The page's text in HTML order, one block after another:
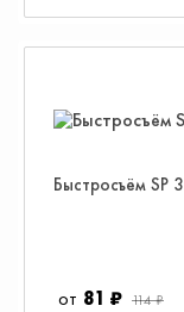
Быстросъём SP
81 ₽ 114 ₽